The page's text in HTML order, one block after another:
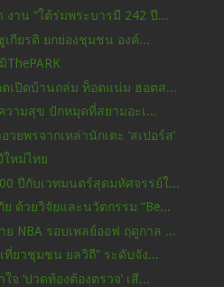
งาน “ใต้ร่มพระบารมี 242 ปี...
กียรติ ยกย่องชุมชน องค์...
เปิดบ้านถล่ม ท็อตแน่ม ฮอตส...
วามสุข ปักหมุดที่สยามอะเ...
พรจากเหล่านักเตะ ‘สเปอร์ส’
หม่ไทย
ปีกับเวทมนตร์สุดมหัศจรรย์ใ...
ด้วยวิจัยและนวัตกรรม “Be...
NBA รอบเพลย์ออฟ ฤดูกาล ...
ยวชุมชน ยลวิถี” ระดับจัง...
‘ปวดท้องต้องตรวจ’ เสี...